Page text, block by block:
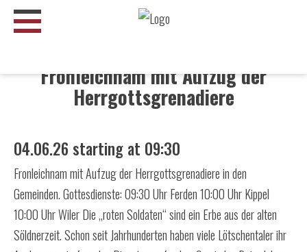
signs)
Fronleichnam mit Aufzug der
Herrgottsgrenadiere
04.06.26 starting at 09:30
Fronleichnam mit Aufzug der Herrgottsgrenadiere in den
Gemeinden. Gottesdienste: 09:30 Uhr Ferden 10:00 Uhr Kippel
10:00 Uhr Wiler Die „roten Soldaten“ sind ein Erbe aus der alten
Söldnerzeit. Schon seit Jahrhunderten haben viele Lötschentaler ihr